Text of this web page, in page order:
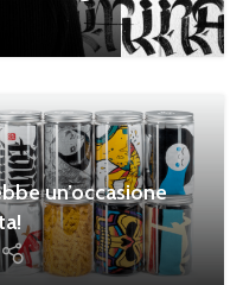
un’occasione